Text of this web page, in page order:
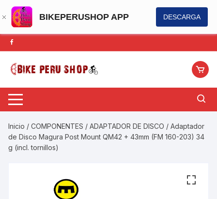
BIKEPERUSHOP APP DESCARGA
Saltar
al
contenido
Inicio /COMPONENTES /ADAPTADOR DE DISCO / Adaptador
de Disco Magura Post Mount QM42 + 43mm (FM 160-203) 34
g (incl. tornillos)